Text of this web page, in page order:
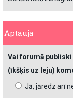
Aptauja
Vai forumā
(īkšķis uz leju)
Jā, jāredz arī